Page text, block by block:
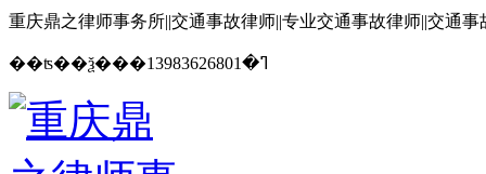
重庆鼎之律师事务所||交通事故律师||专业交通事故律师||交通事
��ʦ��ѯ���ߣ�13983626801